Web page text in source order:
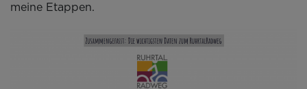
meine Etappen.